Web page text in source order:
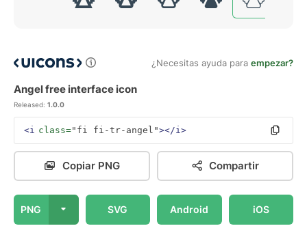
¿Necesitas ayuda para empezar?
Angel free interface icon
Released: 1.0.0
<i class="fi fi-tr-angel"></i>
Copiar PNG Compartir
PNG SVG Android iOS